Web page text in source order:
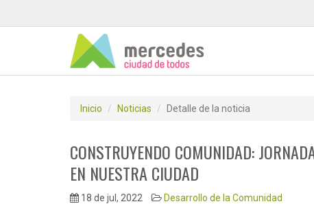
Inicio Noticias Detalle de la noticia
CONSTRUYENDO COMUNIDAD:
EN NUESTRA CIUDAD
18 de jul, 2022 Desarrollo de la Comunidad